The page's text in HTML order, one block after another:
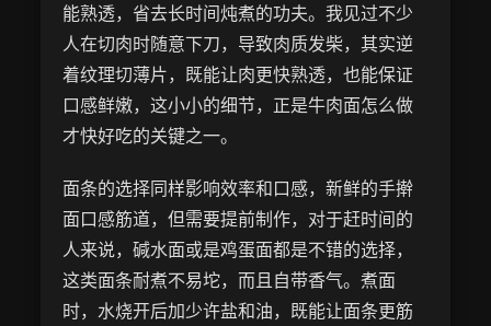
能熟透，省去长时间炖煮的功夫。我见过不少
人在切肉时随意下刀，导致肉质发柴，其实逆
着纹理切薄片，既能让肉更快熟透，也能保证
口感鲜嫩，这小小的细节，正是牛肉面怎么做
才快好吃的关键之一。
面条的选择同样影响效率和口感，新鲜的手擀
面口感筋道，但需要提前制作，对于赶时间的
人来说，碱水面或是鸡蛋面都是不错的选择，
这类面条耐煮不易坨，而且自带香气。煮面
时，水烧开后加少许盐和油，既能让面条更筋